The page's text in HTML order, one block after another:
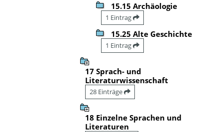
15.15 Archäologie
1 Eintrag
15.25 Alte Geschichte
1 Eintrag
17 Sprach- und
Literaturwissenschaft
28 Einträge
18 Einzelne Sprachen und
Literaturen